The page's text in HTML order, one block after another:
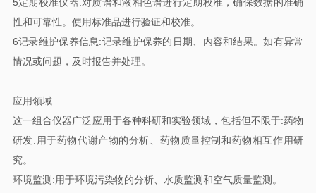
性和可靠性。使用标准品进行验证和校准。
6记录维护保养信息:记录维护保养的日期、内容和结果。如有异常
情况或问题，及时报告并处理。
应用领域
这一组合仪器广泛应用于各种科研和实验领域，包括但不限于:药物
研发:用于药物代谢产物的分析、药物质量控制和药物相互作用研
究。
环境监测:用于环境污染物的分析、水质监测和空气质量监测。